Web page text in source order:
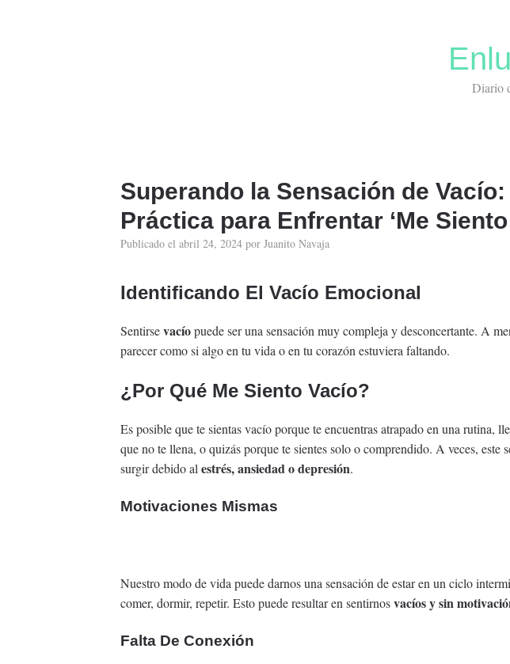
Diario
Superando la Sensación de
Práctica para Enfrentar ‘Me
Publicado el abril 24, 2024 por Juanito Navaja
Identificando El Vacío Emocional
Sentirsevacíopuede ser una sensación muy compleja y desconcertante. A
parecer como si algo en tu vida o en tu corazón estuviera faltando.
¿Por Qué Me Siento Vacío?
Es posible que te sientas vacío porque te encuentras atrapado en una rutina,
que no te llena, o quizás porque te sientes solo o comprendido. A veces, este
surgir debido al estrés, ansiedad o depresión.
Motivaciones Mismas
Nuestro modo de vida puede darnos una sensación de estar en un ciclo
comer, dormir, repetir. Esto puede resultar en sentirnosvacíos y sin
Falta De Conexión